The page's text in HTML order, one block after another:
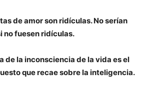
de amor son ridículas. No serían
no fuesen ridículas.
de la inconsciencia de la vida es el
que recae sobre la inteligencia.